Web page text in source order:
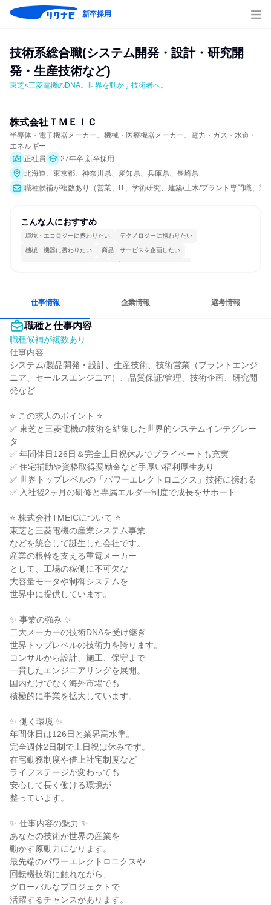
新卒採用
技術系総合職(システム開発・設計・研究開
発・生産技術など)
東芝×三菱電機のDNA。世界を動かす技術者へ。
株式会社ＴＭＥＩＣ
半導体・電子機器メーカー、機械・医療機器メーカー、電力・ガス・水道・
エネルギー
正社員
27年卒 新卒採用
北海道、東京都、神奈川県、愛知県、兵庫県、長崎県
職種候補が複数あり（営業、IT、学術研究、建築/土木/プラント専門職、製
こんな人におすすめ
環境・エコロジーに携わりたい テクノロジーに携わりたい
機械・機器に携わりたい 商品・サービスを企画したい
商品・サービスを製作したい プロジェクトを推進したい
仕事情報 企業情報 選考情報
職種と仕事内容
職種候補が複数あり
仕事内容
システム/製品開発・設計、生産技術、技術営業（プラントエンジ
ニア、セールスエンジニア）、品質保証/管理、技術企画、研究開
発など
⭐ この求人のポイント ⭐
✅ 東芝と三菱電機の技術を結集した世界的システムインテグレー
タ
✅ 年間休日126日＆完全土日祝休みでプライベートも充実
✅ 住宅補助や資格取得奨励金など手厚い福利厚生あり
✅ 世界トップレベルの「パワーエレクトロニクス」技術に携わる
✅ 入社後2ヶ月の研修と専属エルダー制度で成長をサポート
⭐ 株式会社TMEICについて ⭐
東芝と三菱電機の産業システム事業
などを統合して誕生した会社です。
産業の根幹を支える重電メーカー
として、工場の稼働に不可欠な
大容量モータや制御システムを
世界中に提供しています。
✨ 事業の強み ✨
二大メーカーの技術DNAを受け継ぎ
世界トップレベルの技術力を誇ります。
コンサルから設計、施工、保守まで
一貫したエンジニアリングを展開。
国内だけでなく海外市場でも
積極的に事業を拡大しています。
✨ 働く環境 ✨
年間休日は126日と業界高水準。
完全週休2日制で土日祝は休みです。
在宅勤務制度や借上社宅制度など
ライフステージが変わっても
安心して長く働ける環境が
整っています。
✨ 仕事内容の魅力 ✨
あなたの技術が世界の産業を
動かす原動力になります。
最先端のパワーエレクトロニクスや
回転機技術に触れながら、
グローバルなプロジェクトで
活躍するチャンスがあります。